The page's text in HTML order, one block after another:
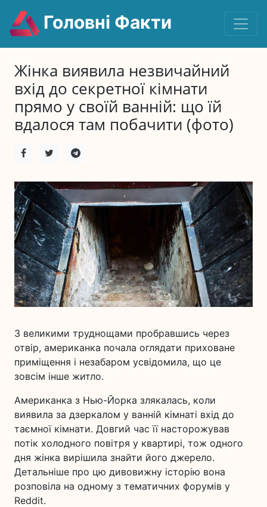
Головні Факти
Жінка виявила незвичайний
вхід до секретної кімнати
прямо у своїй ванній: що їй
вдалося там побачити (фото)
З великими труднощами пробравшись через
отвір, американка почала оглядати приховане
приміщення і незабаром усвідомила, що це
зовсім інше житло.
Американка з Нью-Йорка злякалась, коли
виявила за дзеркалом у ванній кімнаті вхід до
таємної кімнати. Довгий час її насторожував
потік холодного повітря у квартирі, тож одного
дня жінка вирішила знайти його джерело.
Детальніше про цю дивовижну історію вона
розповіла на одному з тематичних форумів у
Reddit.